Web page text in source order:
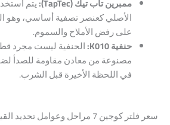
ممبرين تاب تيك (TapTec):
يتم
الأصلي كعنصر تصفية أساسي، وهو
على رفض الأملاح والسموم.
حنفية K010:
الحنفية ليست مجرد
مصنوعة من معادن مقاومة للصدأ
في اللحظة الأخيرة قبل الشرب.
سعر فلتر كوجين 7 مراحل وعوامل تحديد القيمة